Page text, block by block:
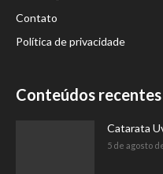
Contato
Política de privacidade
Conteúdos recentes
Catarata
5 de agosto